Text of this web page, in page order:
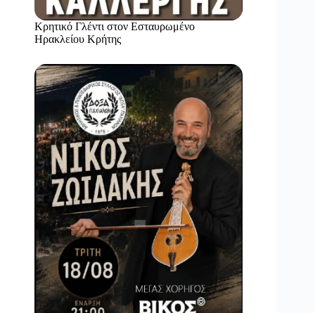
Κρητικό Γλέντι στον Εσταυρωμένο
Ηρακλείου Κρήτης